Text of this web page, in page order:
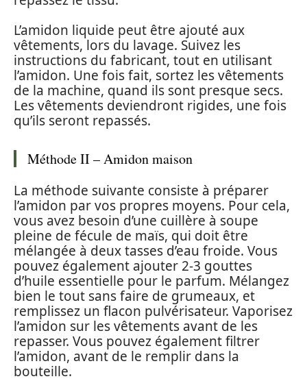
L’amidon liquide peut être ajouté aux
vêtements, lors du lavage. Suivez les
instructions du fabricant, tout en utilisant
l’amidon. Une fois fait, sortez les vêtements
de la machine, quand ils sont presque secs.
Les vêtements deviendront rigides, une fois
qu’ils seront repassés.
Méthode II – Amidon maison
La méthode suivante consiste à préparer
l’amidon par vos propres moyens. Pour cela,
vous avez besoin d’une cuillère à soupe
pleine de fécule de maïs, qui doit être
mélangée à deux tasses d’eau froide. Vous
pouvez également ajouter 2-3 gouttes
d’huile essentielle pour le parfum. Mélangez
bien le tout sans faire de grumeaux, et
remplissez un flacon pulvérisateur. Vaporisez
l’amidon sur les vêtements avant de les
repasser. Vous pouvez également filtrer
l’amidon, avant de le remplir dans la
bouteille.